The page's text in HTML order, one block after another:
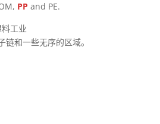
PP and PE.
和一些无序的区域。